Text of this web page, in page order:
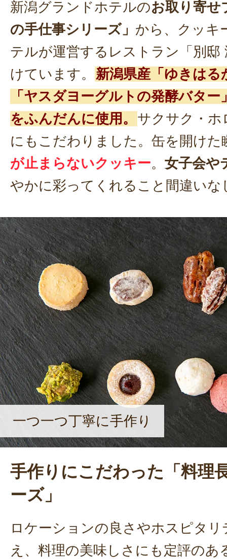
新潟グランドホテルのお取り寄せ
の手仕事シリーズ」 から、クッキ
テルが運営するレストラン「別邸
けています。 新潟県産「ゆきはる
「ヤスダヨーグルトの発酵バタ
をふんだんに使用。 サクサク・ホ
にもこだわりました。缶を開けた
が止まらないクッキー。 女子会や
やかに彩ってくれること間違いな
一つ一つ丁寧に手作り
手作りにこだわった「料理
ーズ」
ロケーションの良さやホスピタ
え、料理の美味しさにも定評のあ